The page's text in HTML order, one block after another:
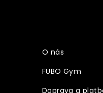
O nás
FUBO Gym
Doprava a